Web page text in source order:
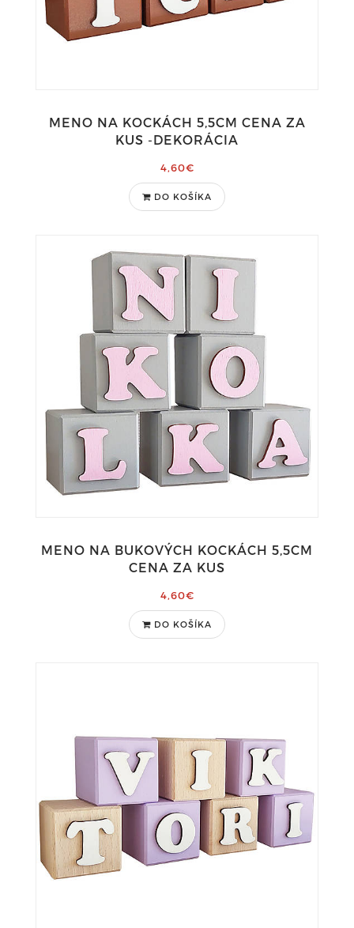
MENO NA KOCKÁCH 5,5CM CENA ZA
KUS -DEKORÁCIA
4,60€
DO KOŠÍKA
MENO NA BUKOVÝCH KOCKÁCH 5,5CM
CENA ZA KUS
4,60€
DO KOŠÍKA